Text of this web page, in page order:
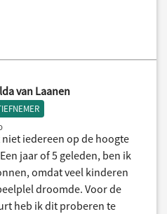
van Laanen
niet iedereen op de hoogte
jaar of 5 geleden, ben ik
omdat veel kinderen
droomde. Voor de
heb ik dit proberen te